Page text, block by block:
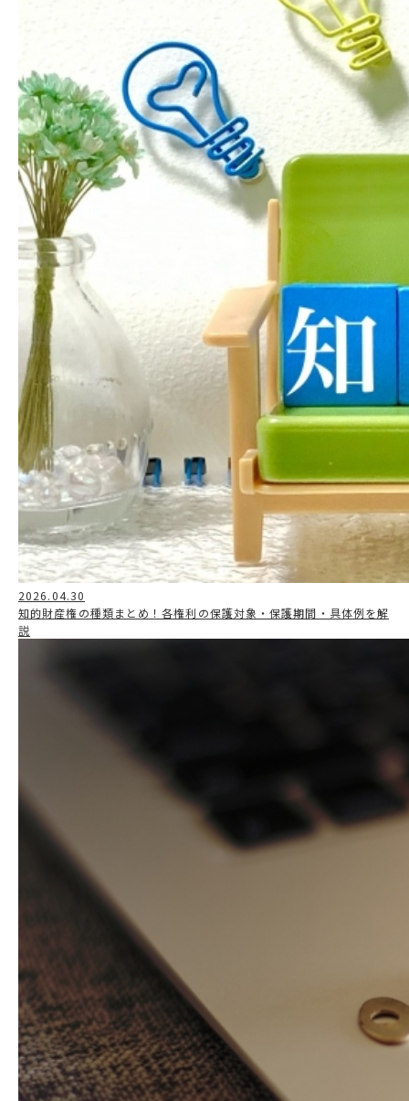
2026.04.30
知的財産権の種類まとめ！各権利の保護対象・保護期間・具体例を解
説